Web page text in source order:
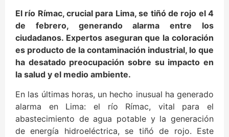
El río Rímac, crucial para Lima, se tiñó de rojo el 4
de febrero, generando alarma entre los
ciudadanos. Expertos aseguran que la coloración
es producto de la contaminación industrial, lo que
ha desatado preocupación sobre su impacto en
la salud y el medio ambiente.
En las últimas horas, un hecho inusual ha generado
alarma en Lima: el río Rímac, vital para el
abastecimiento de agua potable y la generación
de energía hidroeléctrica, se tiñó de rojo. Este